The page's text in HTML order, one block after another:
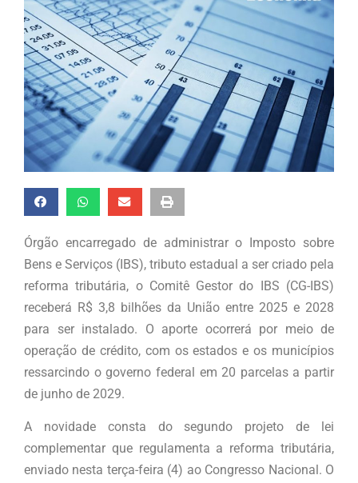
Órgão encarregado de administrar o Imposto sobre
Bens e Serviços (IBS), tributo estadual a ser criado pela
reforma tributária, o Comitê Gestor do IBS (CG-IBS)
receberá R$ 3,8 bilhões da União entre 2025 e 2028
para ser instalado. O aporte ocorrerá por meio de
operação de crédito, com os estados e os municípios
ressarcindo o governo federal em 20 parcelas a partir
de junho de 2029.
A novidade consta do segundo projeto de lei
complementar que regulamenta a reforma tributária,
enviado nesta terça-feira (4) ao Congresso Nacional. O